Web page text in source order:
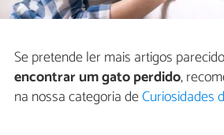
Se pretende ler mais artigos
encontrar um gato perdido,
na nossa categoria deCuriosidades